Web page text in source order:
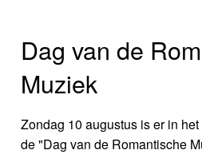
Dag van de
Muziek
Zondag 10 augustus is er in
de "Dag van de Romantische